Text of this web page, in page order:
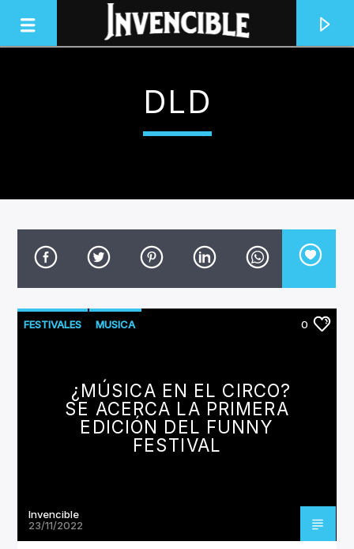
INVENCIBLE RADIO
JUNTOS SOMOS INVENCIBLES
TÍTULO
ARTISTA
DLD
FESTIVALES MUSICA 0
¿MÚSICA EN EL CIRCO?
SE ACERCA LA PRIMERA
EDICIÓN DEL FUNNY
FESTIVAL
Invencible
23/11/2022